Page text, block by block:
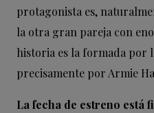
protagonista es,
la otra gran pareja con
historia es la formada por
precisamente por Armie
La fecha de estreno está